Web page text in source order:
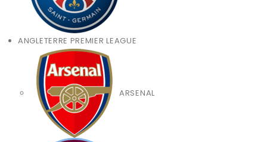
ANGLETERRE PREMIER LEAGUE
ARSENAL